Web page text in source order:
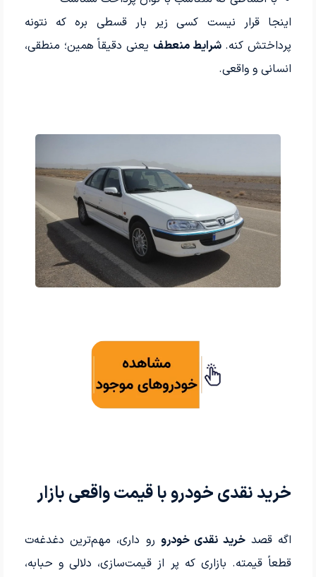
اینجا قرار نیست کسی زیر بار قسطی بره که نتونه
پرداختش کنه.شرایط منعطف یعنی دقیقاً همین؛ منطقی،
انسانی و واقعی.
خرید نقدی خودرو با قیمت واقعی بازار
اگه قصدخرید نقدی خودرو رو داری، مهم‌ترین دغدغه‌ت
قطعاً قیمته. بازاری که پر از قیمت‌سازی، دلالی و حبابه،